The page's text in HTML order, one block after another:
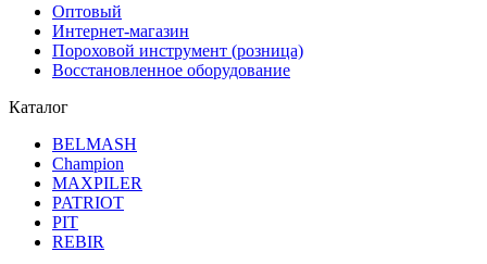
Оптовый
Интернет-магазин
Пороховой инструмент (розница)
Восстановленное оборудование
Каталог
BELMASH
Champion
MAXPILER
PATRIOT
PIT
REBIR